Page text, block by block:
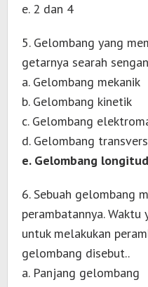
e. 2 dan 4
5. Gelombang yang
getarnya searah
a. Gelombang mekanik
b. Gelombang kinetik
c. Gelombang
d. Gelombang
e. Gelombang
6. Sebuah gelombang
perambatannya.
untuk melakukan
gelombang disebut..
a. Panjang gelombang